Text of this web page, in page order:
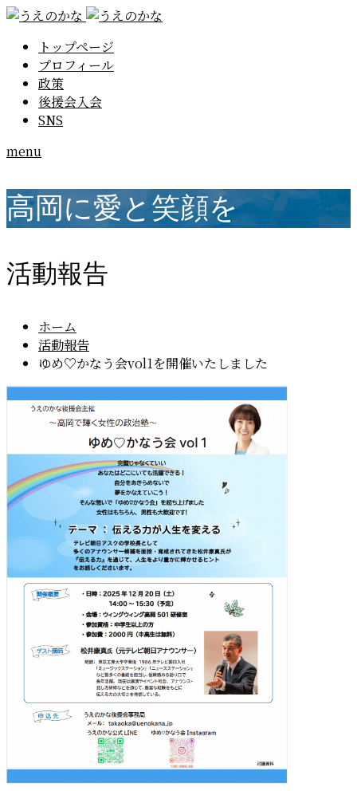
トップページ
プロフィール
政策
後援会入会
SNS
menu
高岡に愛と笑顔を
活動報告
ホーム
活動報告
ゆめ♡かなう会vol1を開催いたしました